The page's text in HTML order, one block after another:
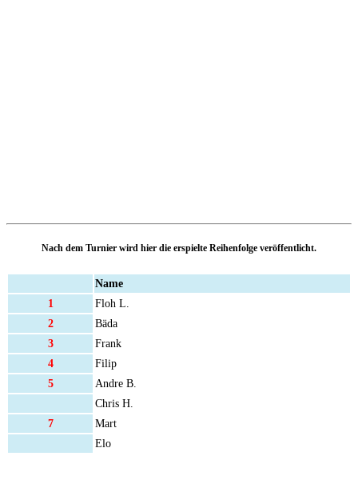
Nach dem Turnier wird hier die erspielte Reihenfolge veröffentlicht.
Name
1
Floh L.
2
Bäda
3
Frank
4
Filip
5
Andre B.
Chris H.
7
Mart
Elo